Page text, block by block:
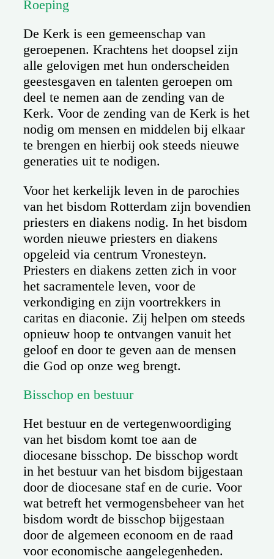
Roeping
De Kerk is een gemeenschap van
geroepenen. Krachtens het doopsel zijn
alle gelovigen met hun onderscheiden
geestesgaven en talenten geroepen om
deel te nemen aan de zending van de
Kerk. Voor de zending van de Kerk is het
nodig om mensen en middelen bij elkaar
te brengen en hierbij ook steeds nieuwe
generaties uit te nodigen.
Voor het kerkelijk leven in de parochies
van het bisdom Rotterdam zijn bovendien
priesters en diakens nodig. In het bisdom
worden nieuwe priesters en diakens
opgeleid via centrum Vronesteyn.
Priesters en diakens zetten zich in voor
het sacramentele leven, voor de
verkondiging en zijn voortrekkers in
caritas en diaconie. Zij helpen om steeds
opnieuw hoop te ontvangen vanuit het
geloof en door te geven aan de mensen
die God op onze weg brengt.
Bisschop en bestuur
Het bestuur en de vertegenwoordiging
van het bisdom komt toe aan de
diocesane bisschop. De bisschop wordt
in het bestuur van het bisdom bijgestaan
door de diocesane staf en de curie. Voor
wat betreft het vermogensbeheer van het
bisdom wordt de bisschop bijgestaan
door de algemeen econoom en de raad
voor economische aangelegenheden.